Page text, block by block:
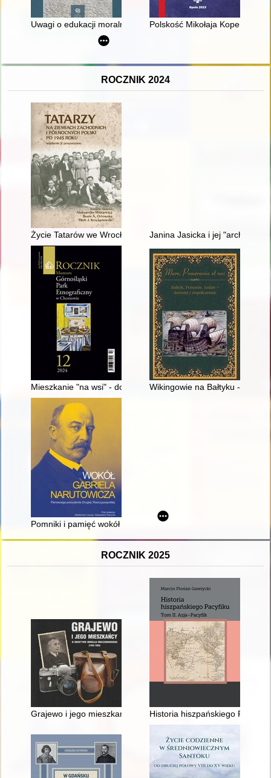
Uwagi o edukacji moralnej synów szlacheckich w XVI-
Polskość Mikołaja Kopernika z
ROCZNIK 2024
Życie Tatarów we Wrocławiu po II wojnie światowej we
Janina Jasicka i jej "archiwum
Mieszkanie "na wsi" - dobrodziejstwo czy fatum czyhające na
Wikingowie na Bałtyku -
Pomniki i pamięć wokół Gabriela Narutowicza w Polsce w XX i
ROCZNIK 2025
Grajewo i jego mieszkańcy w obiektywie Mikołaja
Historia hiszpańskiego